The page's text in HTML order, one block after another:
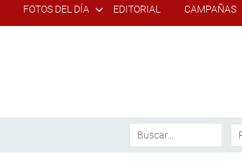
FOTOS DEL DÍA EDITORIAL CAMPAÑAS